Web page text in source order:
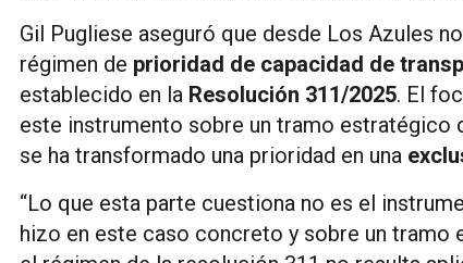
Gil Pugliese aseguró que desde Los Azules
régimen de prioridad de capacidad de
establecido en la Resolución 311/2025. El
este instrumento sobre un tramo estratégico
se ha transformado una prioridad en una
“Lo que esta parte cuestiona no es el
hizo en este caso concreto y sobre un tramo